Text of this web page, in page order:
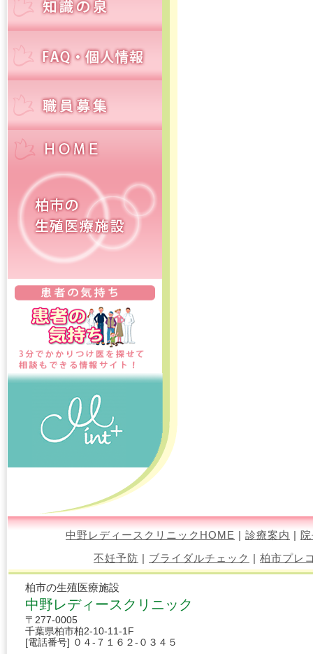
中野レディースクリニックHOME | 診療案内 |
不妊予防 | ブライダルチェック | 柏市プレ
柏市の生殖医療施設
中野レディースクリニック
〒277-0005
千葉県柏市柏2-10-11-1F
[電話番号] ０４-７１６２-０３４５